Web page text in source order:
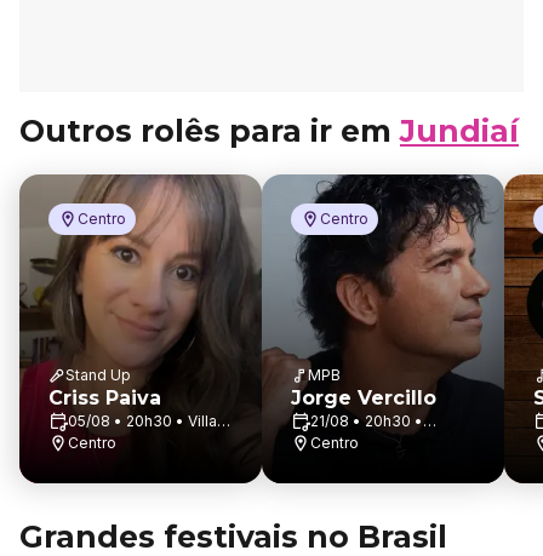
Outros rolês para ir emJundiaí
Centro
Stand Up
Criss Paiva
05/08 • 20h30 • Villa
Pizza Bar
Centro
Centro
MPB
Jorge Vercillo
21/08 • 20h30 •
Polytheama
Centro
Grandes festivais no Brasil